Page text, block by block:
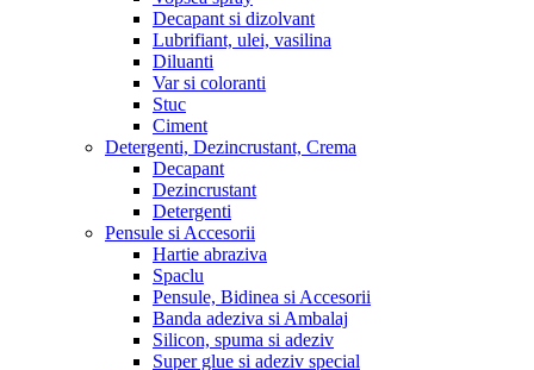
Decapant si dizolvant
Lubrifiant, ulei, vasilina
Diluanti
Var si coloranti
Stuc
Ciment
Detergenti, Dezincrustant, Crema
Decapant
Dezincrustant
Detergenti
Pensule si Accesorii
Hartie abraziva
Spaclu
Pensule, Bidinea si Accesorii
Banda adeziva si Ambalaj
Silicon, spuma si adeziv
Super glue si adeziv special